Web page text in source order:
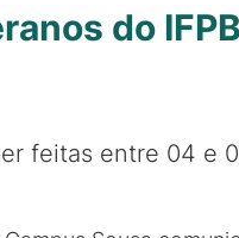
do IFPB
feitas entre 04 e